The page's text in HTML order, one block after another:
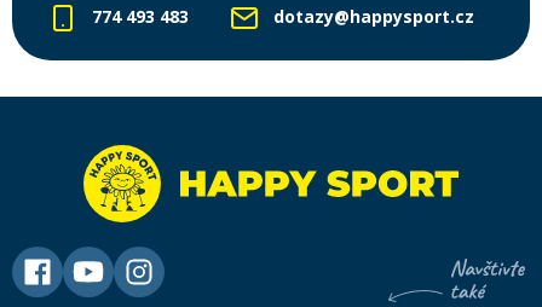
774 493 483 dotazy@happysport.cz